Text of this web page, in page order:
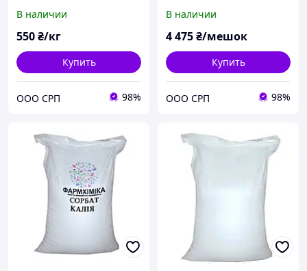
В наличии
550₴/кг
Купить
ООО СРП 98%
В наличии
4 475₴/мешок
Купить
ООО СРП 98%